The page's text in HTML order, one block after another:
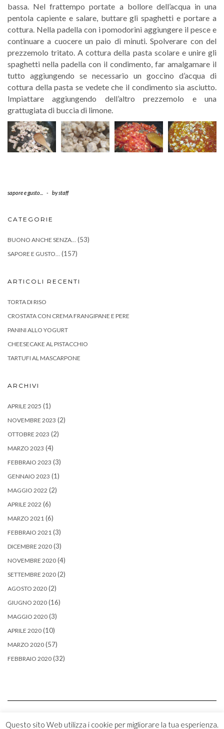
bassa. Nel frattempo portate a bollore dell’acqua in una
pentola capiente e salare, buttare gli spaghetti e portare a
cottura. Nella padella con i pomodorini aggiungere il pesce e
continuare a cuocere un paio di minuti. Spolverare con del
prezzemolo tritato. A cottura della pasta scolare e unire gli
spaghetti nella padella con il condimento, far amalgamare il
tutto aggiungendo se necessario un goccino d’acqua di
cottura della pasta se vedete che il condimento sia asciutto.
Impiattare aggiungendo dell’altro prezzemolo e una
grattugiata di buccia di limone.
sapore e gusto... - bystaff
CATEGORIE
BUONO ANCHE SENZA… (53)
SAPORE E GUSTO… (157)
ARTICOLI RECENTI
TORTA DI RISO
CROSTATA CON CREMA FRANGIPANE E PERE
PANINI ALLO YOGURT
CHEESECAKE AL PISTACCHIO
TARTUFI AL MASCARPONE
ARCHIVI
APRILE 2025 (1)
NOVEMBRE 2023 (2)
OTTOBRE 2023 (2)
MARZO 2023 (4)
FEBBRAIO 2023 (3)
GENNAIO 2023 (1)
MAGGIO 2022 (2)
APRILE 2022 (6)
MARZO 2021 (6)
FEBBRAIO 2021 (3)
DICEMBRE 2020 (3)
NOVEMBRE 2020 (4)
SETTEMBRE 2020 (2)
AGOSTO 2020 (2)
GIUGNO 2020 (16)
MAGGIO 2020 (3)
APRILE 2020 (10)
MARZO 2020 (57)
FEBBRAIO 2020 (32)
Questo sito Web utilizza i cookie per migliorare la tua esperienza.